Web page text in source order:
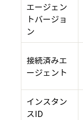
エージェン
トバージョ
ン
接続済みエ
ージェント
インスタン
スID